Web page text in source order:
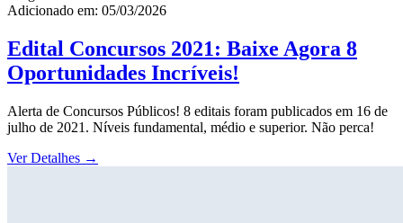
Adicionado em: 05/03/2026
Edital Concursos 2021: Baixe Agora 8
Oportunidades Incríveis!
Alerta de Concursos Públicos! 8 editais foram publicados em 16 de
julho de 2021. Níveis fundamental, médio e superior. Não perca!
Ver Detalhes →